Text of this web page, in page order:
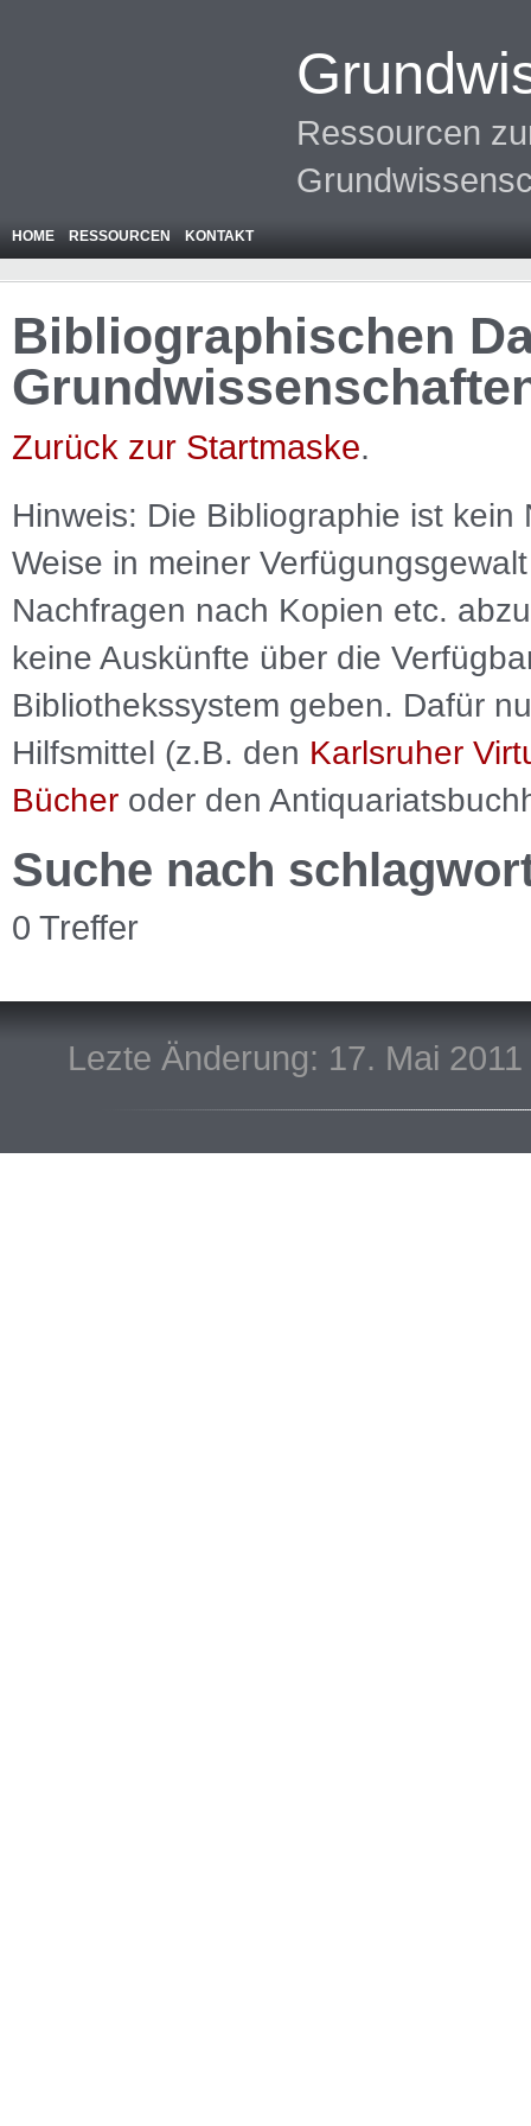
Ressourcen
HOME RESSOURCEN KONTAKT
Bibliographischen
Zurück zur Startmaske.
Hinweis: Die Bibliographie ist kein
Weise in meiner
Nachfragen nach Kopien etc.
keine Auskünfte über die
Bibliothekssystem geben. Dafür
Hilfsmittel (z.B. den Karlsruher
Bücher oder den
Suche nach
0 Treffer
Lezte Änderung: 17. Mai